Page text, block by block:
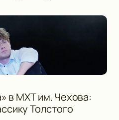
в МХТ им. Чехова:
Толстого